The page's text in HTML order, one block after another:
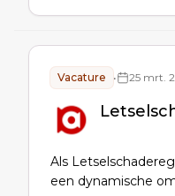
Vacature • 25 mrt.
Als
een dynamische